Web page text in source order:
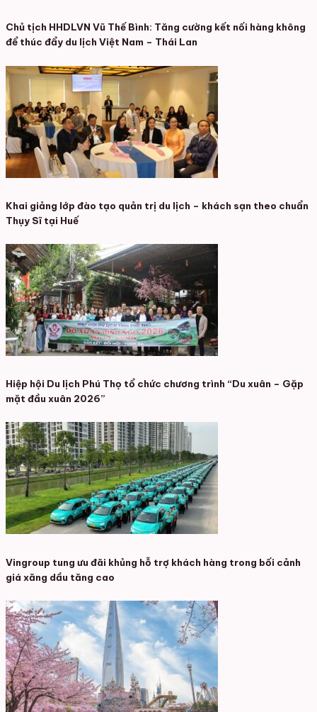
Chủ tịch HHDLVN Vũ Thế Bình: Tăng cường kết nối hàng không
để thúc đẩy du lịch Việt Nam – Thái Lan
Khai giảng lớp đào tạo quản trị du lịch – khách sạn theo chuẩn
Thụy Sĩ tại Huế
Hiệp hội Du lịch Phú Thọ tổ chức chương trình “Du xuân – Gặp
mặt đầu xuân 2026”
Vingroup tung ưu đãi khủng hỗ trợ khách hàng trong bối cảnh
giá xăng dầu tăng cao